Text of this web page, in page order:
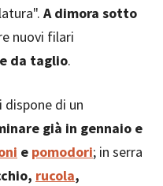
A dimora sotto
nuovi filari
da taglio.
dispone di un
già in gennaio e
e pomodori; in serra
rucola,